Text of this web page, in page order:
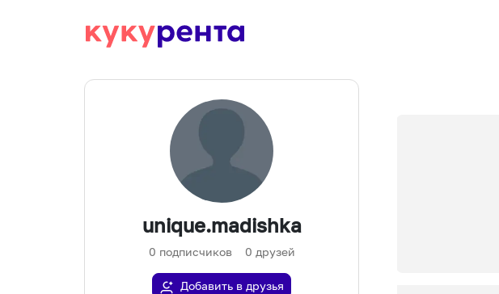
unique.madishka
0 подписчиков 0 друзей
Добавить в друзья